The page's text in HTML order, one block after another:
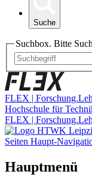
Suche
Suchbox. Bitte
FLEX |
Hochschule für
FLEX |
Seiten Haupt-
Hauptmenü